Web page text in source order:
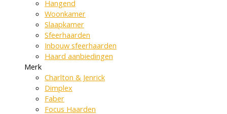
Hangend
Woonkamer
Slaapkamer
Sfeerhaarden
Inbouw sfeerhaarden
Haard aanbiedingen
Merk
Charlton & Jenrick
Dimplex
Faber
Focus Haarden